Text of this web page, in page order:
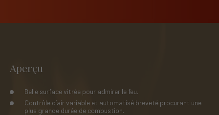
Aperçu
Belle surface vitrée pour admirer le feu.
Contrôle d’air variable et automatisé breveté procurant une
plus grande durée de combustion.